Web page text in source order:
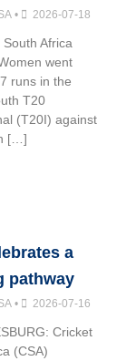
• 2026-07-18
South Africa
went
runs in the
T20
(T20I) against
[…]
a
pathway
• 2026-07-16
Cricket
(CSA)